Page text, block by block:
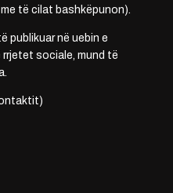
të cilat bashkëpunon).
publikuar në uebin e
sociale, mund të